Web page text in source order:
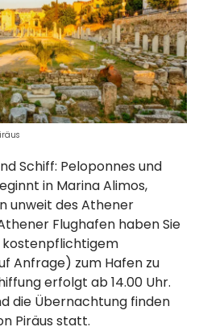
Schiff: Peloponnes und
in Marina Alimos,
unweit des Athener
Flughafen haben Sie
kostenpflichtigem
Anfrage) zum Hafen zu
erfolgt ab 14.00 Uhr.
die Übernachtung finden
Piräus statt.